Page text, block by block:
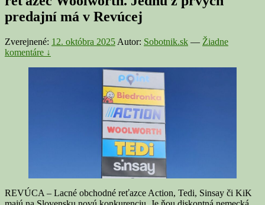
predajní má v Revúcej
Zverejnené: 12. októbra 2025 Autor: Sobotnik.sk — Žiadne
komentáre ↓
REVÚCA – Lacné obchodné reťazce Action, Tedi, Sinsay či KiK